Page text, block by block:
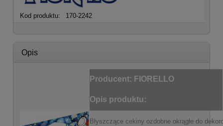
Kod produktu: 170-2242
Opis
Producent: FIORELLO
Opis produktu:
Błyszczące cekiny ozdobne okrągłe do